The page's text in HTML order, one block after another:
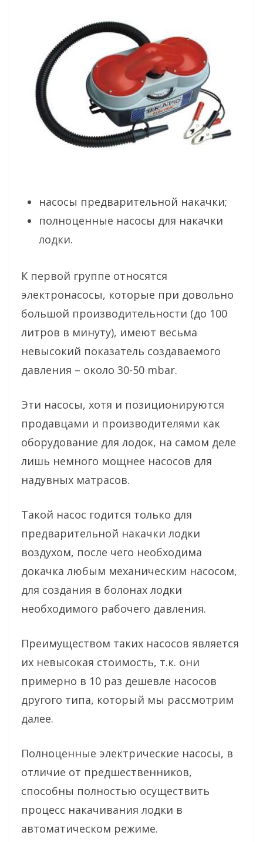
насосы предварительной накачки;
полноценные насосы для накачки
лодки.
К первой группе относятся
электронасосы, которые при довольно
большой производительности (до 100
литров в минуту), имеют весьма
невысокий показатель создаваемого
давления – около 30-50 mbar.
Эти насосы, хотя и позиционируются
продавцами и производителями как
оборудование для лодок, на самом деле
лишь немного мощнее насосов для
надувных матрасов.
Такой насос годится только для
предварительной накачки лодки
воздухом, после чего необходима
докачка любым механическим насосом,
для создания в болонах лодки
необходимого рабочего давления.
Преимуществом таких насосов является
их невысокая стоимость, т.к. они
примерно в 10 раз дешевле насосов
другого типа, который мы рассмотрим
далее.
Полноценные электрические насосы, в
отличие от предшественников,
способны полностью осуществить
процесс накачивания лодки в
автоматическом режиме.